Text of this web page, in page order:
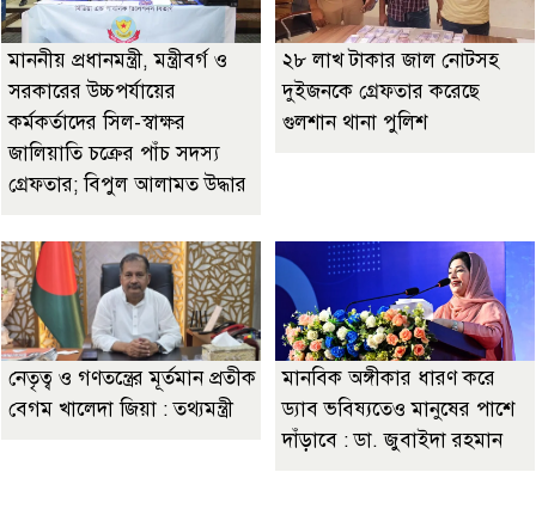
মাননীয় প্রধানমন্ত্রী, মন্ত্রীবর্গ ও
সরকারের উচ্চপর্যায়ের
কর্মকর্তাদের সিল-স্বাক্ষর
জালিয়াতি চক্রের পাঁচ সদস্য
গ্রেফতার; বিপুল আলামত উদ্ধার
২৮ লাখ টাকার জাল নোটসহ
দুইজনকে গ্রেফতার করেছে
গুলশান থানা পুলিশ
নেতৃত্ব ও গণতন্ত্রের মূর্তমান প্রতীক
বেগম খালেদা জিয়া : তথ্যমন্ত্রী
মানবিক অঙ্গীকার ধারণ করে
ড্যাব ভবিষ্যতেও মানুষের পাশে
দাঁড়াবে : ডা. জুবাইদা রহমান